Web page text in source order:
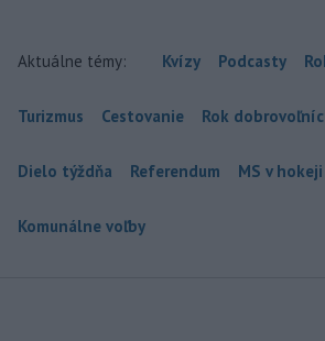
Aktuálne témy: Kvízy Podcasty
Turizmus Cestovanie Rok
Dielo týždňa Referendum MS v hokeji
Komunálne voľby